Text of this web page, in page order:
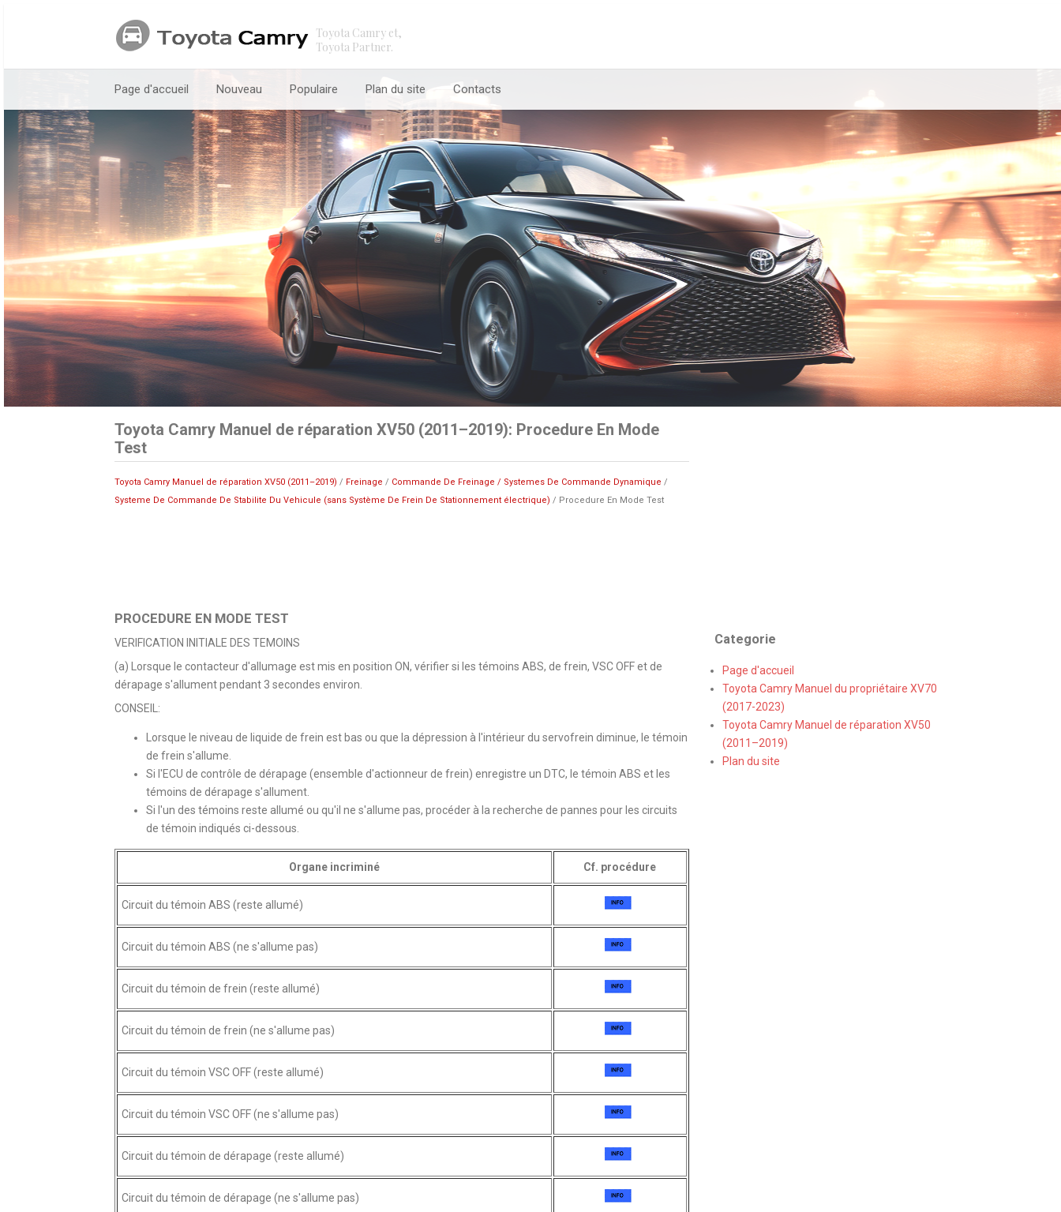
Toyota Camry et,
Toyota Partner.
Page d'accueil Nouveau Populaire Plan du site Contacts
Toyota Camry Manuel de réparation XV50 (2011–2019): Procedure En Mode
Test
Toyota Camry Manuel de réparation XV50 (2011–2019) / Freinage / Commande De Freinage / Systemes De Commande Dynamique /
Systeme De Commande De Stabilite Du Vehicule (sans Système De Frein De Stationnement électrique) / Procedure En Mode Test
PROCEDURE EN MODE TEST
VERIFICATION INITIALE DES TEMOINS
(a) Lorsque le contacteur d'allumage est mis en position ON, vérifier si les témoins ABS, de frein, VSC OFF et de
dérapage s'allument pendant 3 secondes environ.
CONSEIL:
Lorsque le niveau de liquide de frein est bas ou que la dépression à l'intérieur du servofrein diminue, le témoin
de frein s'allume.
Si l'ECU de contrôle de dérapage (ensemble d'actionneur de frein) enregistre un DTC, le témoin ABS et les
témoins de dérapage s'allument.
Si l'un des témoins reste allumé ou qu'il ne s'allume pas, procéder à la recherche de pannes pour les circuits
de témoin indiqués ci-dessous.
Organe incriminé Cf. procédure
Circuit du témoin ABS (reste allumé)
Circuit du témoin ABS (ne s'allume pas)
Circuit du témoin de frein (reste allumé)
Circuit du témoin de frein (ne s'allume pas)
Circuit du témoin VSC OFF (reste allumé)
Circuit du témoin VSC OFF (ne s'allume pas)
Circuit du témoin de dérapage (reste allumé)
Circuit du témoin de dérapage (ne s'allume pas)
Categorie
Page d'accueil
Toyota Camry Manuel du propriétaire XV70
(2017-2023)
Toyota Camry Manuel de réparation XV50
(2011–2019)
Plan du site